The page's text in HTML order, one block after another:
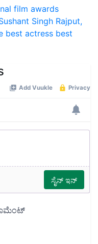
film awards
Singh Rajput,
best actress best